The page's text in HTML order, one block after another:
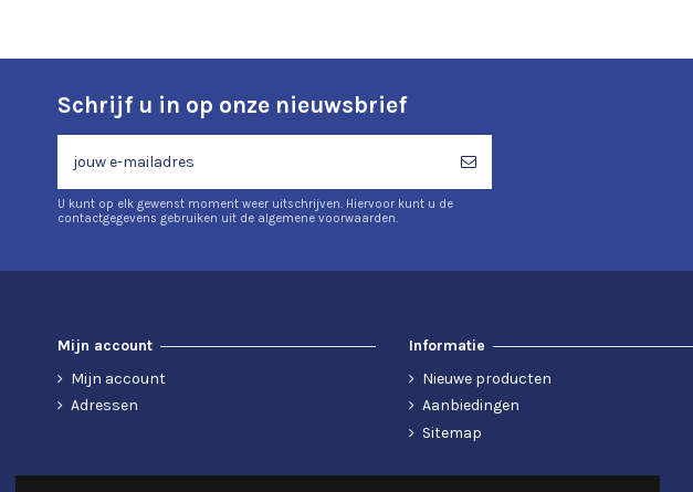
Schrijf u in op onze nieuwsbrief
U kunt op elk gewenst moment weer uitschrijven. Hiervoor kunt u de
contactgegevens gebruiken uit de algemene voorwaarden.
Mijn account
Mijn account
Adressen
Informatie
Nieuwe producten
Aanbiedingen
Sitemap